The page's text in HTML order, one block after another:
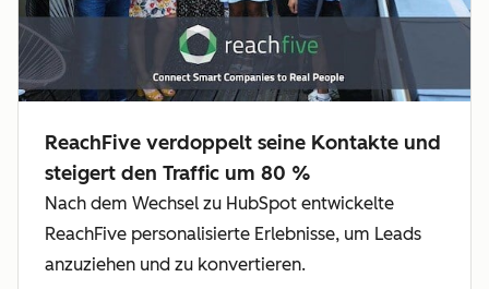
ReachFive verdoppelt seine Kontakte und
steigert den Traffic um 80 %
Nach dem Wechsel zu HubSpot entwickelte
ReachFive personalisierte Erlebnisse, um Leads
anzuziehen und zu konvertieren.